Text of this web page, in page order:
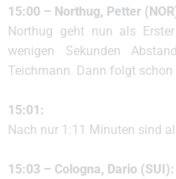
15:00 – Northug, Petter
Northug geht nun als
wenigen Sekunden
Teichmann. Dann folgt schon
15:01:
Nach nur 1:11 Minuten sind
15:03 – Cologna, Dario (SUI):